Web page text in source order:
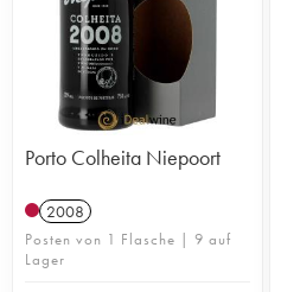
Porto Colheita Niepoort
2008
Posten von 1 Flasche | 9 auf
Lager